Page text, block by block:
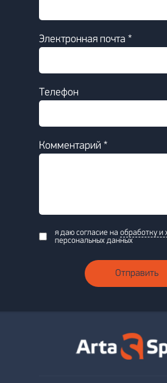
Электронная почта *
Телефон
Комментарий *
я даю согласие на обработку и
персональных данных
Отправить